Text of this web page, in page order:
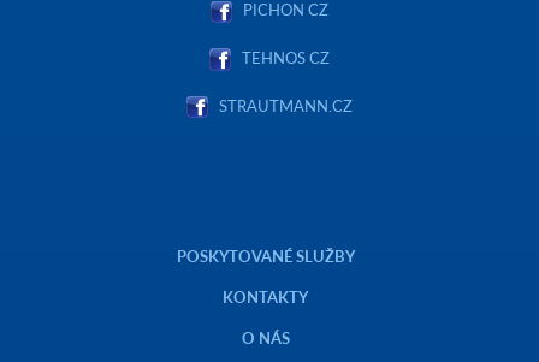
PICHON CZ
TEHNOS CZ
STRAUTMANN.CZ
POSKYTOVANÉ SLUŽBY
KONTAKTY
O NÁS